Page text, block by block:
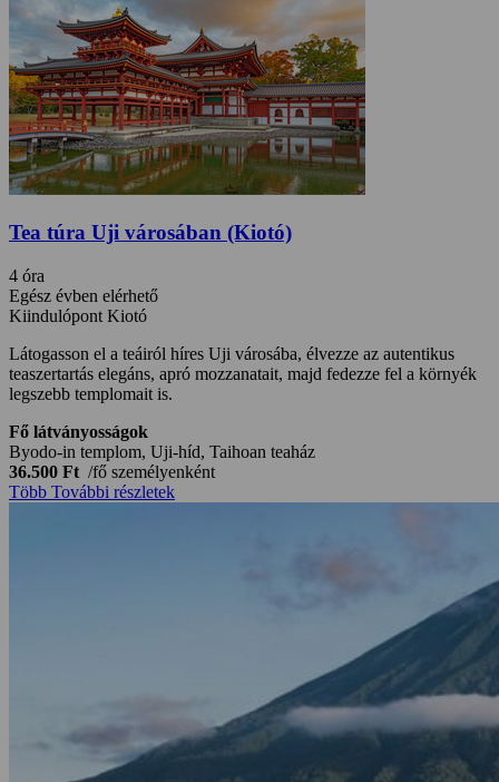
Tea túra Uji városában (Kiotó)
4 óra
Egész évben elérhető
Kiindulópont Kiotó
Látogasson el a teáiról híres Uji városába, élvezze az autentikus
teaszertartás elegáns, apró mozzanatait, majd fedezze fel a környék
legszebb templomait is.
Fő látványosságok
Byodo-in templom, Uji-híd, Taihoan teaház
36.500 Ft /fő személyenként
Több További részletek